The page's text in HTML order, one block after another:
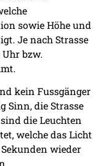
sowie Höhe und
Je nach Strasse
bzw.
kein Fussgänger
Sinn, die Strasse
die Leuchten
welche das Licht
wieder